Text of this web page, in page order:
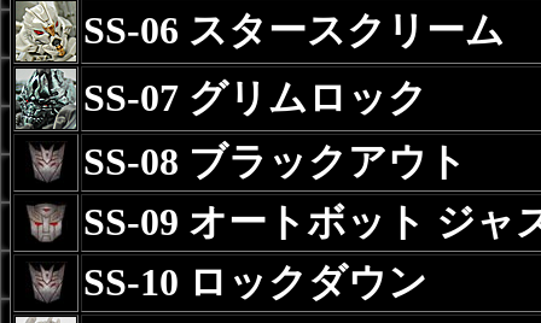
SS-06 スタースクリーム
SS-07 グリムロック
SS-08 ブラックアウト
SS-09 オートボット ジャ
SS-10 ロックダウン